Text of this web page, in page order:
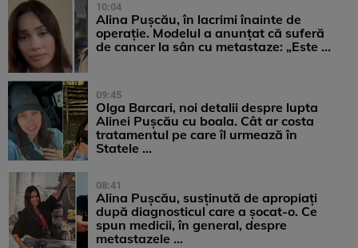
10:04
Alina Pușcău, în lacrimi înainte de
operație. Modelul a anunțat că suferă
de cancer la sân cu metastaze: „Este ...
09:45
Olga Barcari, noi detalii despre lupta
Alinei Pușcău cu boala. Cât ar costa
tratamentul pe care îl urmează în
Statele ...
08:41
Alina Pușcău, susținută de apropiați
după diagnosticul care a șocat-o. Ce
spun medicii, în general, despre
metastazele ...